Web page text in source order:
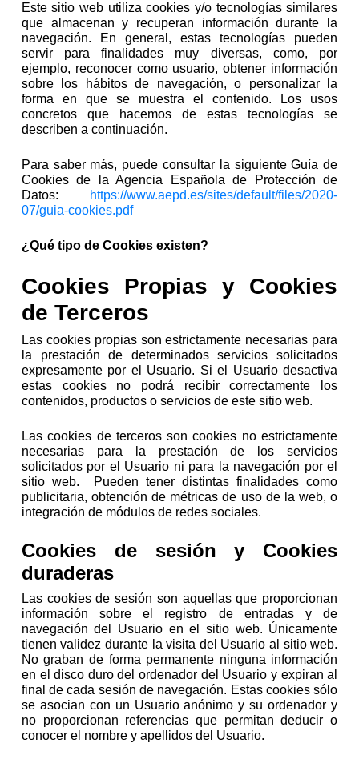
Este sitio web utiliza cookies y/o tecnologías similares
que almacenan y recuperan información durante la
navegación. En general, estas tecnologías pueden
servir para finalidades muy diversas, como, por
ejemplo, reconocer como usuario, obtener información
sobre los hábitos de navegación, o personalizar la
forma en que se muestra el contenido. Los usos
concretos que hacemos de estas tecnologías se
describen a continuación.
Para saber más, puede consultar la siguiente Guía de
Cookies de la Agencia Española de Protección de
Datos:
https://www.aepd.es/sites/default/files/2020-
07/guia-cookies.pdf
¿Qué tipo de Cookies existen?
Cookies Propias y Cookies
de Terceros
Las cookies propias son estrictamente necesarias para
la prestación de determinados servicios solicitados
expresamente por el Usuario. Si el Usuario desactiva
estas cookies no podrá recibir correctamente los
contenidos, productos o servicios de este sitio web.
Las cookies de terceros son cookies no estrictamente
necesarias para la prestación de los servicios
solicitados por el Usuario ni para la navegación por el
sitio web. Pueden tener distintas finalidades como
publicitaria, obtención de métricas de uso de la web, o
integración de módulos de redes sociales.
Cookies de sesión y Cookies
duraderas
Las cookies de sesión son aquellas que proporcionan
información sobre el registro de entradas y de
navegación del Usuario en el sitio web. Únicamente
tienen validez durante la visita del Usuario al sitio web.
No graban de forma permanente ninguna información
en el disco duro del ordenador del Usuario y expiran al
final de cada sesión de navegación. Estas cookies sólo
se asocian con un Usuario anónimo y su ordenador y
no proporcionan referencias que permitan deducir o
conocer el nombre y apellidos del Usuario.